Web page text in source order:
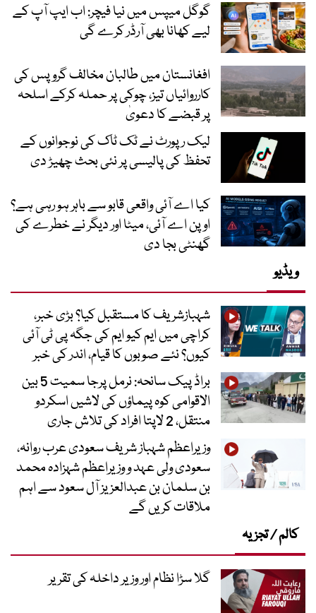
گوگل میپس میں نیا فیچر: اب ایپ آپ کے
لیے کھانا بھی آرڈر کرے گی
افغانستان میں طالبان مخالف گروپس کی
کارروائیاں تیز، چوکی پر حملہ کرکے اسلحہ
پر قبضے کا دعویٰ
لیک رپورٹ نے ٹک ٹاک کی نوجوانوں کے
تحفظ کی پالیسی پر نئی بحث چھیڑ دی
کیا اے آئی واقعی قابو سے باہر ہو رہی ہے؟
اوپن اے آئی، میٹا اور دیگر نے خطرے کی
گھنٹی بجا دی
ویڈیو
شہبازشریف کا مستقبل کیا؟ بڑی خبر،
کراچی میں ایم کیو ایم کی جگہ پی ٹی آئی
کیوں؟ نئے صوبوں کا قیام، اندر کی خبر
براڈ پیک سانحہ: نرمل پرجا سمیت 5 بین
الاقوامی کوہ پیماؤں کی لاشیں اسکردو
منتقل، 2 لاپتا افراد کی تلاش جاری
وزیراعظم شہباز شریف سعودی عرب روانہ،
سعودی ولی عہد و وزیراعظم شہزادہ محمد
بن سلمان بن عبدالعزیز آل سعود سے اہم
ملاقات کریں گے
کالم / تجزیہ
گلا سڑا نظام اور وزیر داخلہ کی تقریر